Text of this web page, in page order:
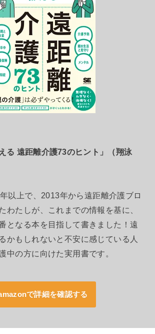
る 遠距離介護73のヒント」（翔泳
以上で、2013年から遠距離介護ブロ
わたしが、これまでの情報を基に、
となる本を目指して書きました！遠
かもしれないと不安に感じている人
中の方に向けた実用書です。
で詳細を確認する